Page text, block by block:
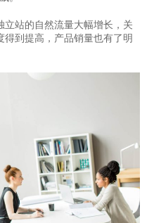
立站的自然流量大幅增长，关
到提高，产品销量也有了明